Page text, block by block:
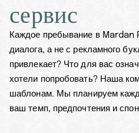
сервис
Каждое пребывание в Mardan
диалога, а не с рекламного
привлекает? Что для вас
хотели попробовать? Наша
шаблонам. Мы планируем
ваш темп, предпочтения и